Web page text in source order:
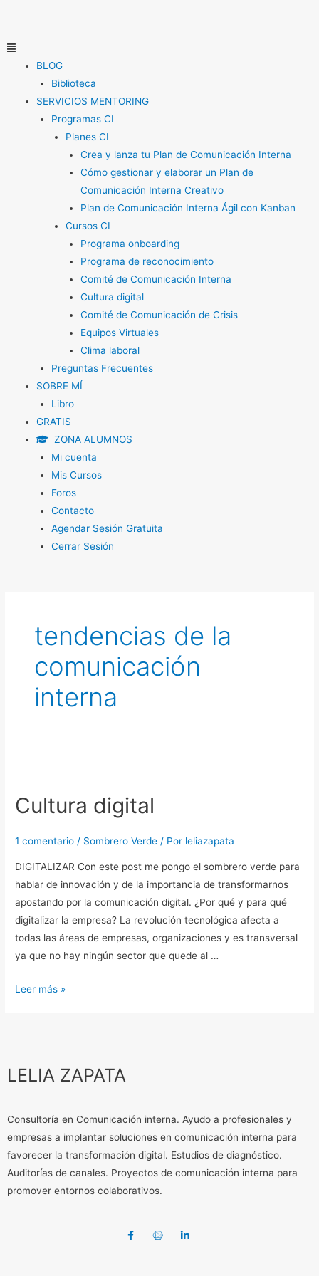
contenido
Menú
BLOG
Biblioteca
SERVICIOS MENTORING
Programas CI
Planes CI
Crea y lanza tu Plan de Comunicación Interna
Cómo gestionar y elaborar un Plan de
Comunicación Interna Creativo
Plan de Comunicación Interna Ágil con Kanban
Cursos CI
Programa onboarding
Programa de reconocimiento
Comité de Comunicación Interna
Cultura digital
Comité de Comunicación de Crisis
Equipos Virtuales
Clima laboral
Preguntas Frecuentes
SOBRE MÍ
Libro
GRATIS
ZONA ALUMNOS
Mi cuenta
Mis Cursos
Foros
Contacto
Agendar Sesión Gratuita
Cerrar Sesión
tendencias de la
comunicación
interna
Cultura digital
1 comentario / Sombrero Verde / Por leliazapata
DIGITALIZAR Con este post me pongo el sombrero verde para
hablar de innovación y de la importancia de transformarnos
apostando por la comunicación digital. ¿Por qué y para qué
digitalizar la empresa? La revolución tecnológica afecta a
todas las áreas de empresas, organizaciones y es transversal
ya que no hay ningún sector que quede al …
Leer más »
LELIA ZAPATA
Consultoría en Comunicación interna. Ayudo a profesionales y
empresas a implantar soluciones en comunicación interna para
favorecer la transformación digital. Estudios de diagnóstico.
Auditorías de canales. Proyectos de comunicación interna para
promover entornos colaborativos.